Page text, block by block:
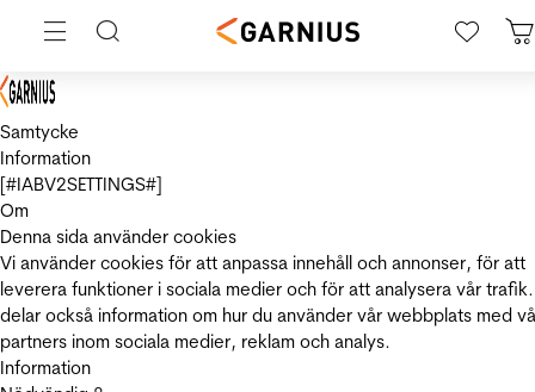
Samtycke
Information
[#IABV2SETTINGS#]
Om
Denna sida använder cookies
Vi använder cookies för att anpassa innehåll och annonser, för att
leverera funktioner i sociala medier och för att analysera vår
delar också information om hur du använder vår webbplats med
partners inom sociala medier, reklam och analys.
Information